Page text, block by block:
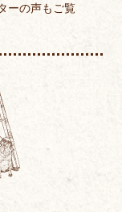
ーの声もご覧